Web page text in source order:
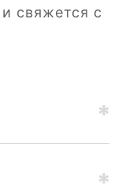
свяжется с